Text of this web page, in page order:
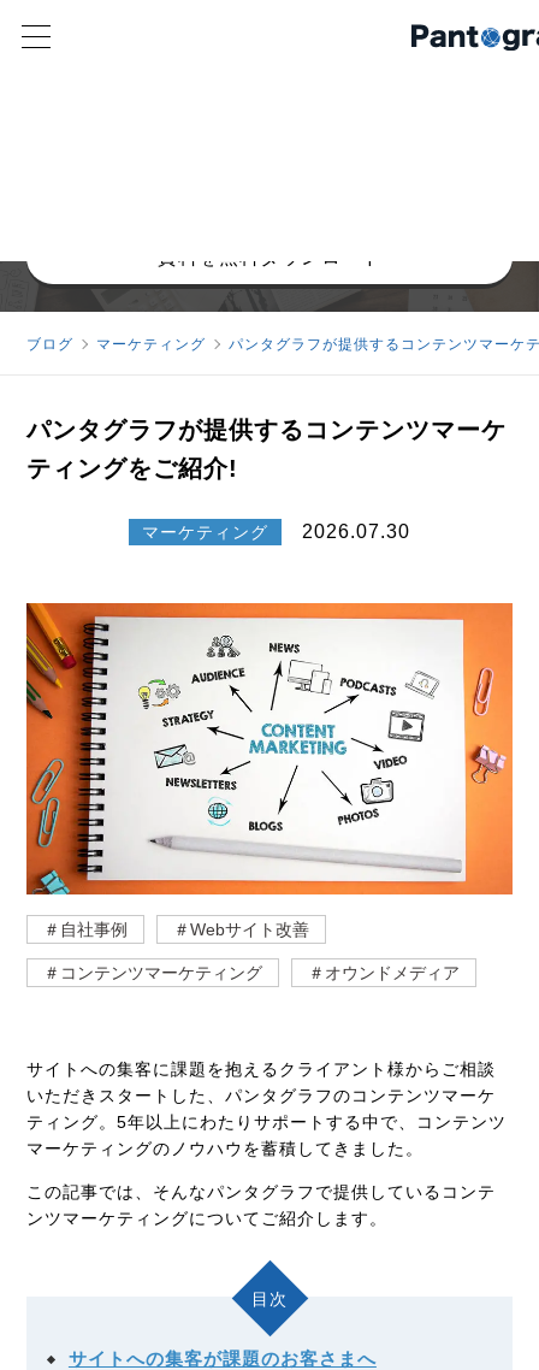
資料を無料ダウンロード
ブログ マーケティング パンタグラフが提供するコンテンツマーケ
パンタグラフが提供するコンテンツマーケ
ティングをご紹介!
マーケティング 2026.07.30
＃自社事例 ＃Webサイト改善
＃コンテンツマーケティング ＃オウンドメディア
サイトへの集客に課題を抱えるクライアント様からご相談
いただきスタートした、パンタグラフのコンテンツマーケ
ティング。5年以上にわたりサポートする中で、コンテンツ
マーケティングのノウハウを蓄積してきました。
この記事では、そんなパンタグラフで提供しているコンテ
ンツマーケティングについてご紹介します。
目次
サイトへの集客が課題のお客さまへ